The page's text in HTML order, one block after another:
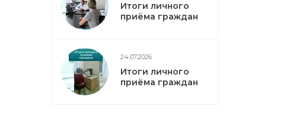
Итоги личного
приёма граждан
24.07.2026
Итоги личного
приёма граждан